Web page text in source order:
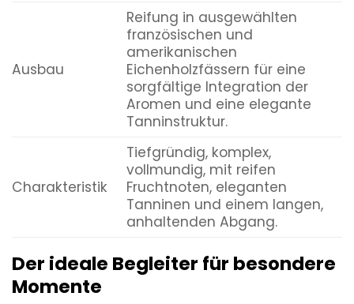
Ausbau
Reifung in ausgewählten
französischen und
amerikanischen
Eichenholzfässern für eine
sorgfältige Integration der
Aromen und eine elegante
Tanninstruktur.
Charakteristik
Tiefgründig, komplex,
vollmundig, mit reifen
Fruchtnoten, eleganten
Tanninen und einem langen,
anhaltenden Abgang.
Der ideale Begleiter für besondere
Momente